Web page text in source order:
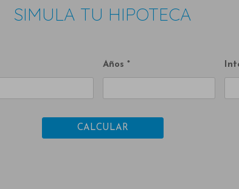
SIMULA TU HIPOTECA
Años *
CALCULAR